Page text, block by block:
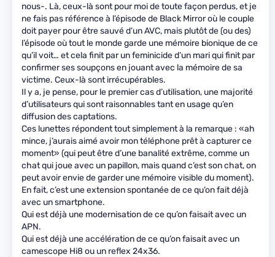
nous-. Là, ceux-là sont pour moi de toute façon perdus, et je
ne fais pas référence à l’épisode de Black Mirror où le couple
doit payer pour être sauvé d’un AVC, mais plutôt de (ou des)
l’épisode où tout le monde garde une mémoire bionique de ce
qu’il voit… et cela finit par un feminicide d’un mari qui finit par
confirmer ses soupçons en jouant avec la mémoire de sa
victime. Ceux-là sont irrécupérables.
Il y a, je pense, pour le premier cas d’utilisation, une majorité
d’utilisateurs qui sont raisonnables tant en usage qu’en
diffusion des captations.
Ces lunettes répondent tout simplement à la remarque : «ah
mince, j’aurais aimé avoir mon téléphone prêt à capturer ce
moment» (qui peut être d’une banalité extrême, comme un
chat qui joue avec un papillon, mais quand c’est son chat, on
peut avoir envie de garder une mémoire visible du moment).
En fait, c’est une extension spontanée de ce qu’on fait déjà
avec un smartphone.
Qui est déjà une modernisation de ce qu’on faisait avec un
APN.
Qui est déjà une accélération de ce qu’on faisait avec un
camescope Hi8 ou un reflex 24x36.